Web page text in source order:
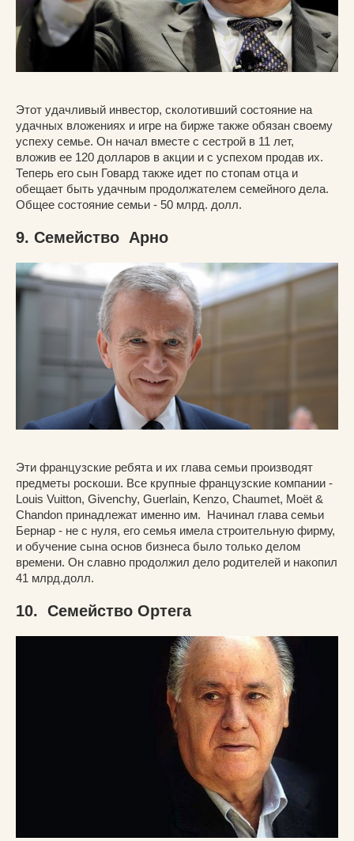
Этот удачливый инвестор, сколотивший состояние на
удачных вложениях и игре на бирже также обязан своему
успеху семье. Он начал вместе с сестрой в 11 лет,
вложив ее 120 долларов в акции и с успехом продав их.
Теперь его сын Говард также идет по стопам отца и
обещает быть удачным продолжателем семейного дела.
Общее состояние семьи - 50 млрд. долл.
9. Семейство Арно
Эти французские ребята и их глава семьи производят
предметы роскоши. Все крупные французские компании -
Louis Vuitton, Givenchy, Guerlain, Kenzo, Chaumet, Moët &
Chandon принадлежат именно им. Начинал глава семьи
Бернар - не с нуля, его семья имела строительную фирму,
и обучение сына основ бизнеса было только делом
времени. Он славно продолжил дело родителей и накопил
41 млрд.долл.
10. Семейство Ортега